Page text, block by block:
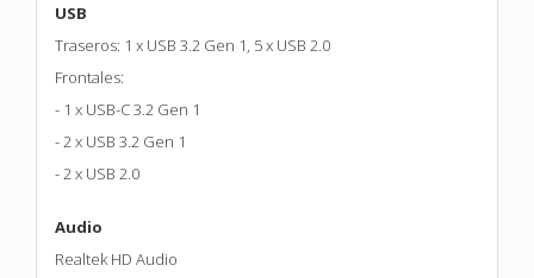
USB
Traseros: 1 x USB 3.2 Gen 1, 5 x USB 2.0
Frontales:
- 1 x USB-C 3.2 Gen 1
- 2 x USB 3.2 Gen 1
- 2 x USB 2.0
Audio
Realtek HD Audio